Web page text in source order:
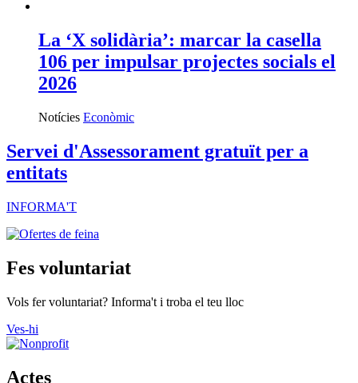
La ‘X solidària’: marcar la casella
106 per impulsar projectes socials el
2026
Notícies Econòmic
Servei d'Assessorament gratuït per a
entitats
INFORMA'T
Fes voluntariat
Vols fer voluntariat? Informa't i troba el teu lloc
Ves-hi
Actes